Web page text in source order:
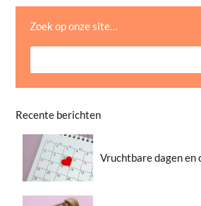
Zoek op onze site…
Recente berichten
Vruchtbare dagen